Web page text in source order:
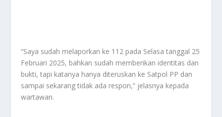
“Saya sudah melaporkan ke 112 pada Selasa tanggal 25
Februari 2025, bahkan sudah memberikan identitas dan
bukti, tapi katanya hanya diteruskan ke Satpol PP dan
sampai sekarang tidak ada respon,” jelasnya kepada
wartawan.